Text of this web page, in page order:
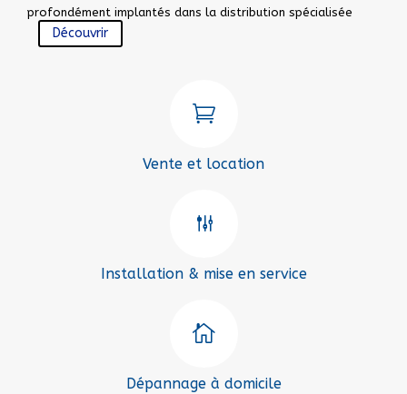
profondément implantés dans la distribution spécialisée
Découvrir

Vente et location
g
Installation & mise en service

Dépannage à domicile